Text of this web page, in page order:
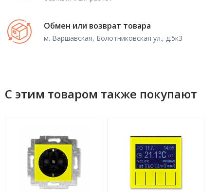
Обмен или возврат товара
м. Варшавская, Болотниковская ул., д.5к3
С этим товаром также покупают